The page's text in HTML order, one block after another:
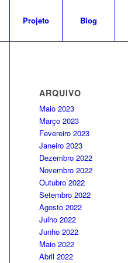
Projeto Blog
ARQUIVO
Maio 2023
Março 2023
Fevereiro 2023
Janeiro 2023
Dezembro 2022
Novembro 2022
Outubro 2022
Setembro 2022
Agosto 2022
Julho 2022
Junho 2022
Maio 2022
Abril 2022